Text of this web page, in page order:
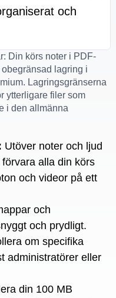
och
Din körs noter i PDF-
lagring i
Lagringsgränserna
ytterligare filer som
i den allmänna
Utöver noter och ljud
alla din körs
och videor på ett
och
och prydligt.
om specifika
administratörer eller
din 100 MB